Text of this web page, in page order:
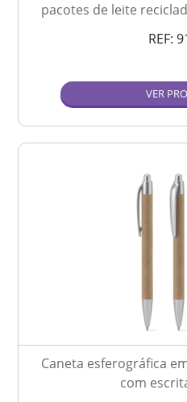
pacotes de leite
REF:
VER
Caneta esferográfica
com